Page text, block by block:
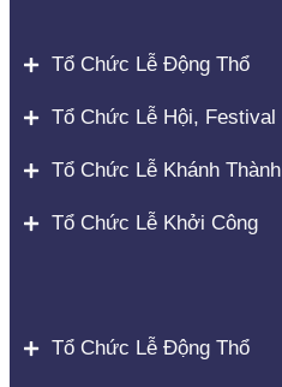
Tổ Chức Lễ Động Thổ
Tổ Chức Lễ Hội, Festival
Tổ Chức Lễ Khánh Thành
Tổ Chức Lễ Khởi Công
Tổ Chức Lễ Động Thổ